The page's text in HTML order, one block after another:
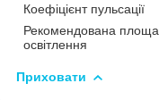
Коефіцієнт пульсації
Рекомендована площа
освітлення
Приховати